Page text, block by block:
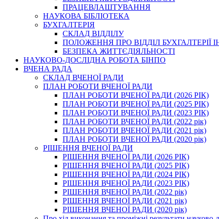
ПРАЦЕВЛАШТУВАННЯ
НАУКОВА БІБЛІОТЕКА
БУХГАЛТЕРІЯ
СКЛАД ВІДДІЛУ
ПОЛОЖЕННЯ ПРО ВІДДІЛ БУХГАЛТЕРІЇ
БЕЗПЕКА ЖИТТЄДІЯЛЬНОСТІ
НАУКОВО-ДОСЛІДНА РОБОТА БІНПО
ВЧЕНА РАДА
СКЛАД ВЧЕНОЇ РАДИ
ПЛАН РОБОТИ ВЧЕНОЇ РАДИ
ПЛАН РОБОТИ ВЧЕНОЇ РАДИ (2026 РІК)
ПЛАН РОБОТИ ВЧЕНОЇ РАДИ (2025 РІК)
ПЛАН РОБОТИ ВЧЕНОЇ РАДИ (2023 РІК)
ПЛАН РОБОТИ ВЧЕНОЇ РАДИ (2022 рік)
ПЛАН РОБОТИ ВЧЕНОЇ РАДИ (2021 рік)
ПЛАН РОБОТИ ВЧЕНОЇ РАДИ (2020 рік)
РІШЕННЯ ВЧЕНОЇ РАДИ
РІШЕННЯ ВЧЕНОЇ РАДИ (2026 РІК)
РІШЕННЯ ВЧЕНОЇ РАДИ (2025 РІК)
РІШЕННЯ ВЧЕНОЇ РАДИ (2024 РІК)
РІШЕННЯ ВЧЕНОЇ РАДИ (2023 РІК)
РІШЕННЯ ВЧЕНОЇ РАДИ (2022 рік)
РІШЕННЯ ВЧЕНОЇ РАДИ (2021 рік)
РІШЕННЯ ВЧЕНОЇ РАДИ (2020 рік)